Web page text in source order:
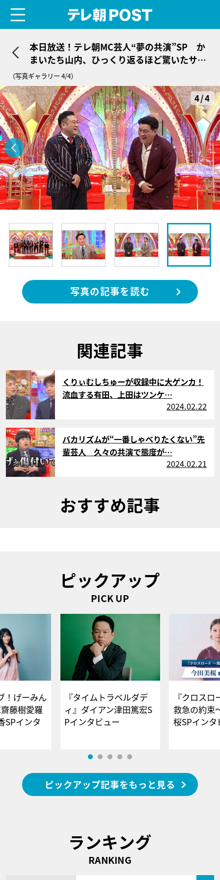
本日放送！テレ朝MC芸人“夢の共演”SP か
まいたち山内、ひっくり返るほど驚いたサン
ド富澤の行動を暴露
（写真ギャラリー 4/4）
4/4
写真の記事を読む
関連記事
サムネイル
くりぃむしちゅーが収録中に大ゲンカ！
流血する有田、上田はツンケ…
2024.02.22
サムネイル
バカリズムが“一番しゃべりたくない”先
輩芸人 久々の共演で態度が…
2024.02.21
おすすめ記事
ピックアップ
PICK UP
！げーみん
藤樹愛羅
SPインタ
『タイムトラベルダデ
ィ』ダイアン津田篤宏S
Pインタビュー
『クロス
救急の約束
桜SPイ
ピックアップ記事をもっと見る
ランキング
RANKING